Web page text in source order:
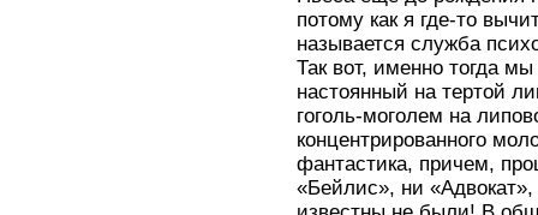
потому как я где-то
называется служба
Так вот, именно тогда
настоянный на тертой
гоголь-моголем на
концентрированного
фантастика, причем,
«Бейлис», ни